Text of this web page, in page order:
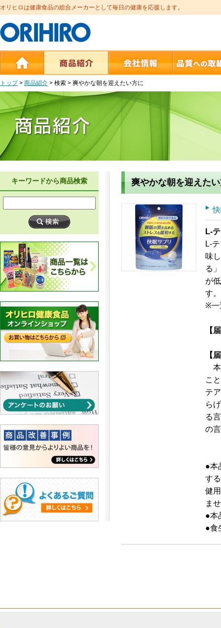
オリヒロは健康食品の総合メーカーとして毎日の健康を応援します。
トップ> 商品紹介 > 検索 > 爽やかな朝を迎えたい方に
キーワードから商品検索 爽やかな朝を迎えた
L-
L-
味
る
が
す。
※一
【
【
本
こ
テ
ら
る
の
●本
す
健
ま
●本
●食